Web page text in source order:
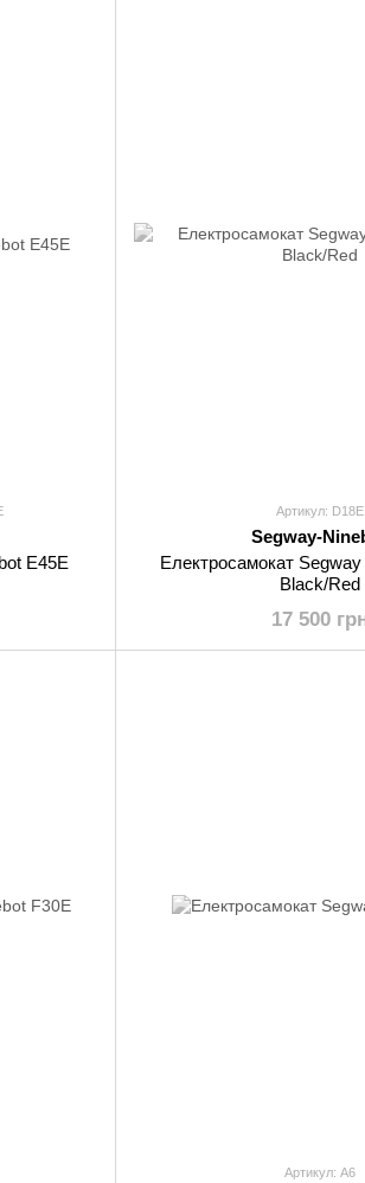
E45E
Артикул: D18E
Segway-
Електросамокат
Black/Red
17 500
Артикул: A6